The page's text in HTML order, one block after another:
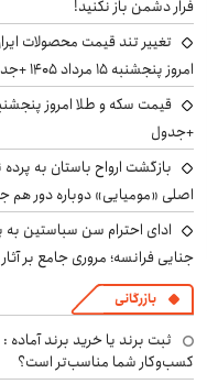
فرار دشمن باز نکنید!
تغییر تند قیمت محصولات
امروز پنجشنبه ۱۵ مرداد ۱۴۰۵ +جدول
+جدول
بازگشت ارواح باستان به پرده
اصلی «مومیایی» دوباره دور
ادای احترام سن سباستین به
جنایی فرانسه؛ مروری جامع بر
بازرگانی
ثبت برند یا خرید برند آماده :
کسب‌وکار شما مناسب‌تر است؟